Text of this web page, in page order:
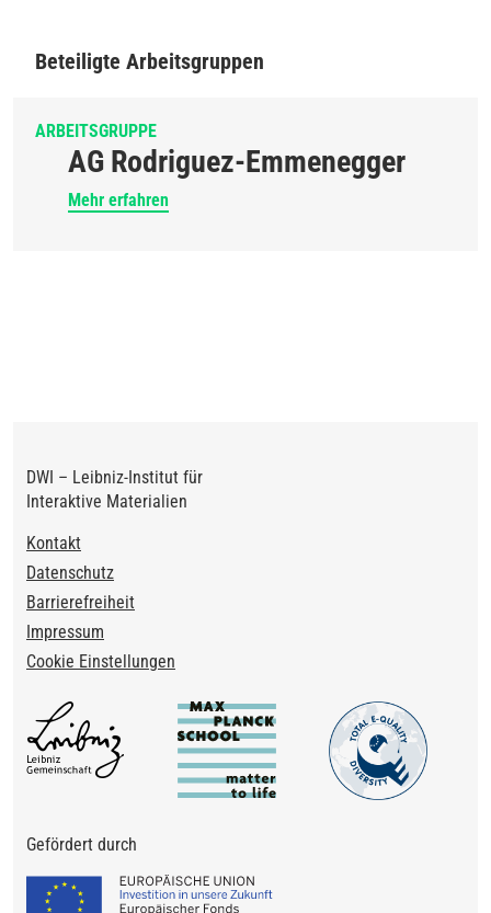
Beteiligte Arbeitsgruppen
ARBEITSGRUPPE
AG Rodriguez-Emmenegger
Mehr erfahren
DWI – Leibniz-Institut für
Interaktive Materialien
Footer
Kontakt
Datenschutz
Barrierefreiheit
Impressum
Cookie Einstellungen
Gefördert durch